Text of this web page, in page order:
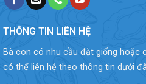
THÔNG TIN LIÊN HỆ
Bà con có nhu cầu đặt giống hoặc
có thể liên hệ theo thông tin dưới